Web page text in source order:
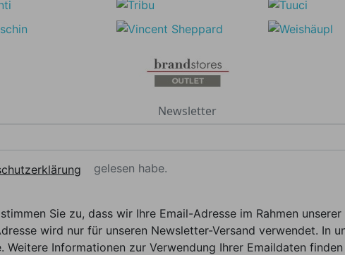
Newsletter
gelesen habe.
Sie zu, dass wir Ihre Email-Adresse im Rahmen
wird nur für unseren Newsletter-Versand verwendet. In
Informationen zur Verwendung Ihrer Emaildaten